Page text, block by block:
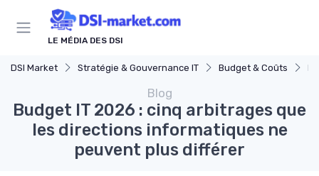
LE MÉDIA DES DSI
DSI Market Stratégie & Gouvernance IT Budget & Coûts
Blog
Budget IT 2026 : cinq arbitrages que
les directions informatiques ne
peuvent plus différer
Panneau de gestion des cookies